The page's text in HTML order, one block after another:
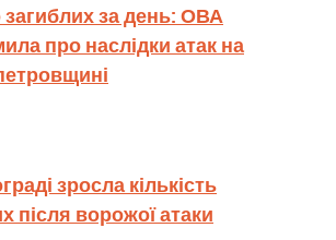
загиблих за день: ОВА
про наслідки атак на
зросла кількість
після ворожої атаки